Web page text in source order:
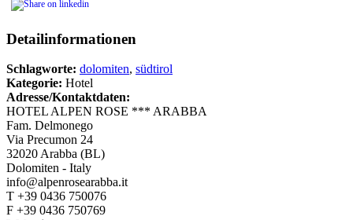
Detailinformationen
Schlagworte: dolomiten, südtirol
Kategorie: Hotel
Adresse/Kontaktdaten:
HOTEL ALPEN ROSE *** ARABBA
Fam. Delmonego
Via Precumon 24
32020 Arabba (BL)
Dolomiten - Italy
info@alpenrosearabba.it
T +39 0436 750076
F +39 0436 750769